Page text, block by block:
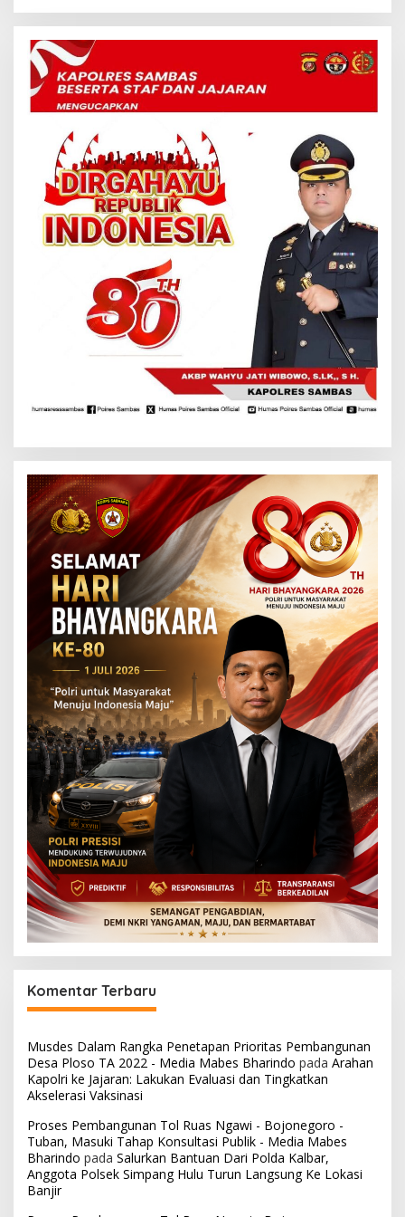
Komentar Terbaru
Musdes Dalam Rangka Penetapan Prioritas Pembangunan
Desa Ploso TA 2022 - Media Mabes Bharindo pada Arahan
Kapolri ke Jajaran: Lakukan Evaluasi dan Tingkatkan
Akselerasi Vaksinasi
Proses Pembangunan Tol Ruas Ngawi - Bojonegoro -
Tuban, Masuki Tahap Konsultasi Publik - Media Mabes
Bharindo pada Salurkan Bantuan Dari Polda Kalbar,
Anggota Polsek Simpang Hulu Turun Langsung Ke Lokasi
Banjir